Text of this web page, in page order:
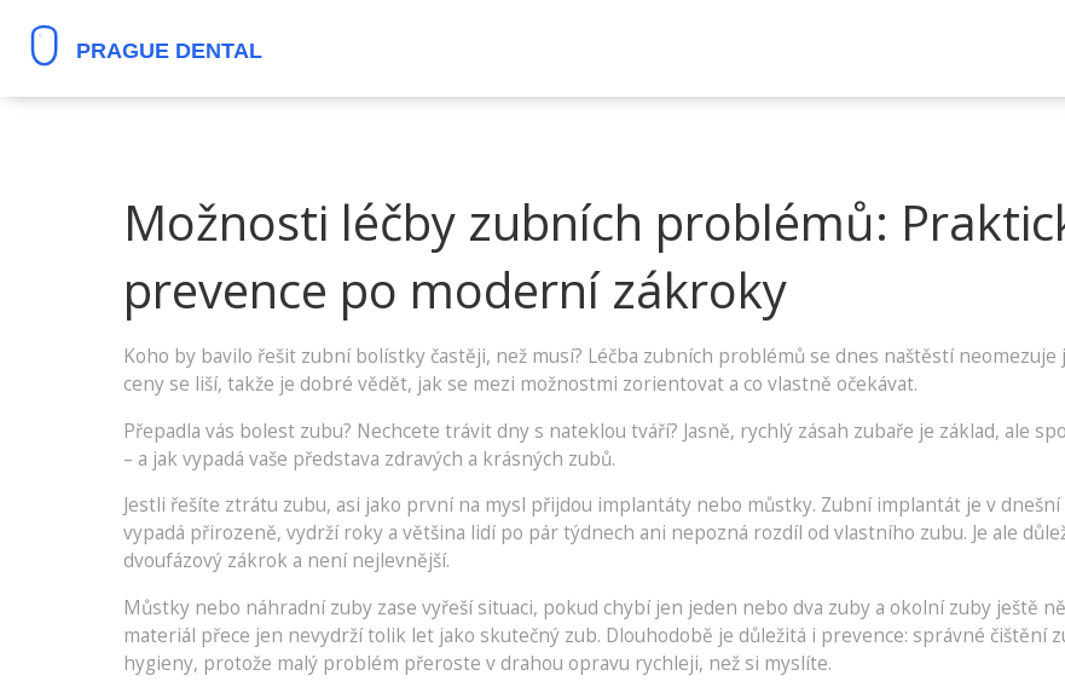
Možnosti léčby zubních problémů:
prevence po moderní zákroky
Koho by bavilo řešit zubní bolístky častěji, než musí? Léčba zubních problémů se dnes naštěstí
ceny se liší, takže je dobré vědět, jak se mezi možnostmi zorientovat a co vlastně očekávat.
Přepadla vás bolest zubu? Nechcete trávit dny s nateklou tváří? Jasně, rychlý zásah zubaře je základ, ale
– a jak vypadá vaše představa zdravých a krásných zubů.
Jestli řešíte ztrátu zubu, asi jako první na mysl přijdou implantáty nebo můstky. Zubní implantát je v
vypadá přirozeně, vydrží roky a většina lidí po pár týdnech ani nepozná rozdíl od vlastního zubu. Je ale
dvoufázový zákrok a není nejlevnější.
Můstky nebo náhradní zuby zase vyřeší situaci, pokud chybí jen jeden nebo dva zuby a okolní zuby ještě
materiál přece jen nevydrží tolik let jako skutečný zub. Dlouhodobě je důležitá i prevence: správné čištění
hygieny, protože malý problém přeroste v drahou opravu rychleji, než si myslíte.